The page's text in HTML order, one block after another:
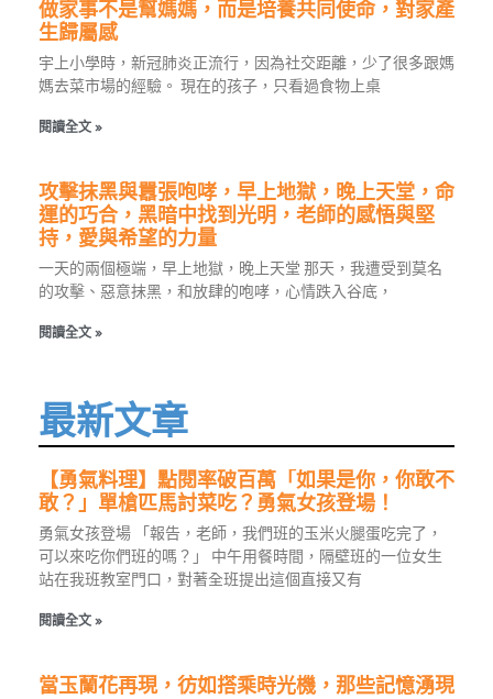
做家事不是幫媽媽，而是培養共同使命，對家產
生歸屬感
宇上小學時，新冠肺炎正流行，因為社交距離，少了很多跟媽
媽去菜市場的經驗。 現在的孩子，只看過食物上桌
閱讀全文 »
攻擊抹黑與囂張咆哮，早上地獄，晚上天堂，命
運的巧合，黑暗中找到光明，老師的感悟與堅
持，愛與希望的力量
一天的兩個極端，早上地獄，晚上天堂 那天，我遭受到莫名
的攻擊、惡意抹黑，和放肆的咆哮，心情跌入谷底，
閱讀全文 »
最新文章
【勇氣料理】點閱率破百萬「如果是你，你敢不
敢？」單槍匹馬討菜吃？勇氣女孩登場！
勇氣女孩登場 「報告，老師，我們班的玉米火腿蛋吃完了，
可以來吃你們班的嗎？」 中午用餐時間，隔壁班的一位女生
站在我班教室門口，對著全班提出這個直接又有
閱讀全文 »
當玉蘭花再現，彷如搭乘時光機，那些記憶湧現